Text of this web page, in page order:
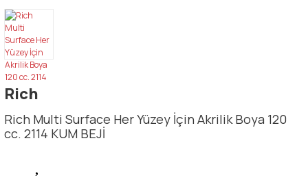
Rich
Rich Multi Surface Her Yüzey İçin Akrilik Boya 120
cc. 2114 KUM BEJİ